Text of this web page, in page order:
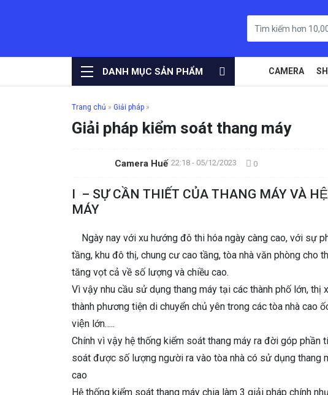
DANH MỤC SẢN PHẨM CAMERA
Trang chủ » Giải pháp »
Giải pháp kiểm soát thang máy
Camera Huế 22:18 - 05/12/2023 0
I – SỰ CẦN THIẾT CỦA THANG MÁY VÀ
MÁY
Ngày nay với xu hướng đô thi hóa ngày càng cao, với sự
tầng, khu đô thị, chung cư cao tầng, tòa nhà văn phòng cho
tăng vọt cả về số lượng và chiều cao.
Vì vậy nhu cầu sử dụng thang máy tại các thành phố lớn, thị
thành phương tiện di chuyển chủ yên trong các tòa nhà cao
viện lớn…..
Chính vì vậy hệ thống kiểm soát thang máy ra đời góp
soát được số lượng người ra vào tòa nhà có sử dụng thang
cao
Hệ thống kiểm soát thang máy chia làm 3 giải pháp chính